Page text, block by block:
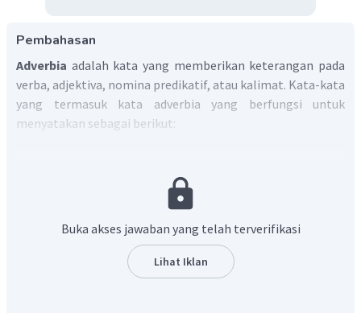
Pembahasan
Adverbia adalah kata yang memberikan keterangan pada
verba, adjektiva, nomina predikatif, atau kalimat. Kata-kata
yang termasuk kata adverbia yang berfungsi untuk
menyatakan sebagai berikut:
belum, masih, baru, pernah, sempat
sikap batin: ingin, mau, hendak, suka, segan
kekerapan (frekuensi): jarang, sering, kadang-kadang,
kualitas: amat, sangat, sekali, lebih, paling, kurang,
Buka akses jawaban yang telah terverifikasi
Lihat Iklan